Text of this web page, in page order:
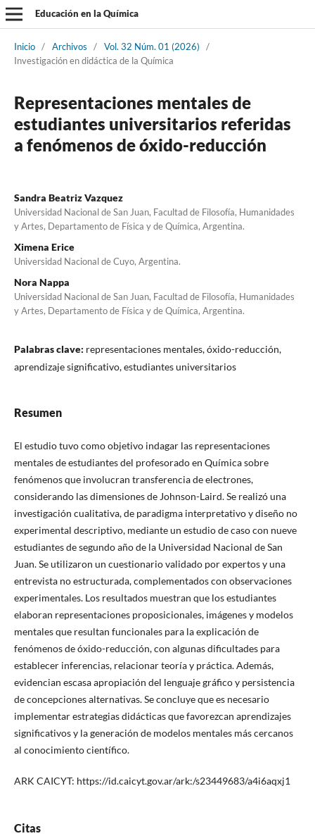
Educación en la Química
Inicio / Archivos / Vol. 32 Núm. 01 (2026)
/
Investigación en didáctica de la Química
Representaciones mentales de
estudiantes universitarios referidas
a fenómenos de óxido-reducción
Sandra Beatriz Vazquez
Universidad Nacional de San Juan, Facultad de Filosofía, Humanidades
y Artes, Departamento de Física y de Química, Argentina.
Ximena Erice
Universidad Nacional de Cuyo, Argentina.
Nora Nappa
Universidad Nacional de San Juan, Facultad de Filosofía, Humanidades
y Artes, Departamento de Física y de Química, Argentina.
Palabras clave: representaciones mentales, óxido-reducción,
aprendizaje significativo, estudiantes universitarios
Resumen
El estudio tuvo como objetivo indagar las representaciones
mentales de estudiantes del profesorado en Química sobre
fenómenos que involucran transferencia de electrones,
considerando las dimensiones de Johnson-Laird. Se realizó una
investigación cualitativa, de paradigma interpretativo y diseño no
experimental descriptivo, mediante un estudio de caso con nueve
estudiantes de segundo año de la Universidad Nacional de San
Juan. Se utilizaron un cuestionario validado por expertos y una
entrevista no estructurada, complementados con observaciones
experimentales. Los resultados muestran que los estudiantes
elaboran representaciones proposicionales, imágenes y modelos
mentales que resultan funcionales para la explicación de
fenómenos de óxido-reducción, con algunas dificultades para
establecer inferencias, relacionar teoría y práctica. Además,
evidencian escasa apropiación del lenguaje gráfico y persistencia
de concepciones alternativas. Se concluye que es necesario
implementar estrategias didácticas que favorezcan aprendizajes
significativos y la generación de modelos mentales más cercanos
al conocimiento científico.
ARK CAICYT: https://id.caicyt.gov.ar/ark:/s23449683/a4i6aqxj1
Citas